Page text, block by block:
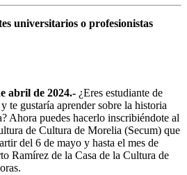
universitarios o profesionistas
abril de 2024.- ¿Eres estudiante de
te gustaría aprender sobre la historia
Ahora puedes hacerlo inscribiéndote al
de Cultura de Morelia (Secum) que
del 6 de mayo y hasta el mes de
Ramírez de la Casa de la Cultura de